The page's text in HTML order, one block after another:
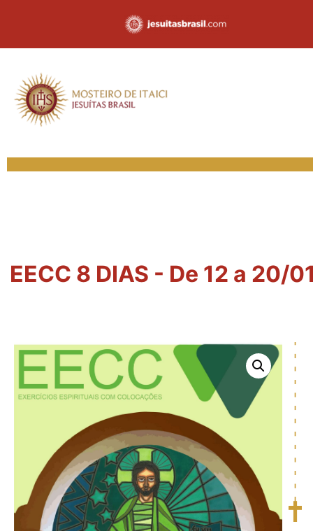
EECC 8 DIAS - De 12 a